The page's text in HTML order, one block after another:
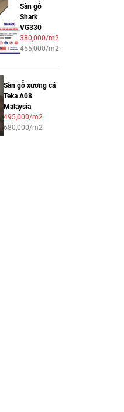
Sàn gỗ
Shark
VG330
380,000/m2
455,000/m2
Sàn gỗ xương cá
Teka A08
Malaysia
495,000/m2
680,000/m2